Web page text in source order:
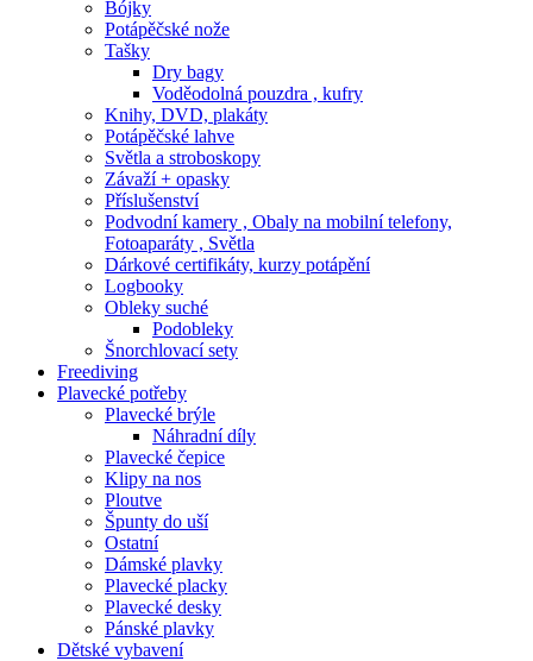
Bójky
Potápěčské nože
Tašky
Dry bagy
Voděodolná pouzdra , kufry
Knihy, DVD, plakáty
Potápěčské lahve
Světla a stroboskopy
Závaží + opasky
Příslušenství
Podvodní kamery , Obaly na mobilní telefony,
Fotoaparáty , Světla
Dárkové certifikáty, kurzy potápění
Logbooky
Obleky suché
Podobleky
Šnorchlovací sety
Freediving
Plavecké potřeby
Plavecké brýle
Náhradní díly
Plavecké čepice
Klipy na nos
Ploutve
Špunty do uší
Ostatní
Dámské plavky
Plavecké placky
Plavecké desky
Pánské plavky
Dětské vybavení